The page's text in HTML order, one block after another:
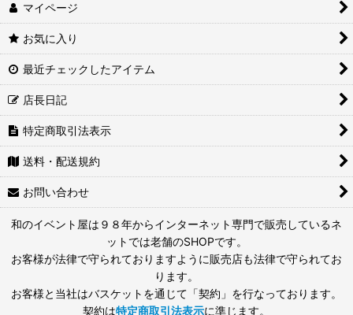
マイページ
お気に入り
最近チェックしたアイテム
店長日記
特定商取引法表示
送料・配送規約
お問い合わせ
和のイベント屋は９８年からインターネット専門で販売しているネ
ットでは老舗のSHOPです。
お客様が法律で守られておりますように販売店も法律で守られてお
ります。
お客様と当社はバスケットを通じて「契約」を行なっております。
契約は特定商取引法表示に準じます。